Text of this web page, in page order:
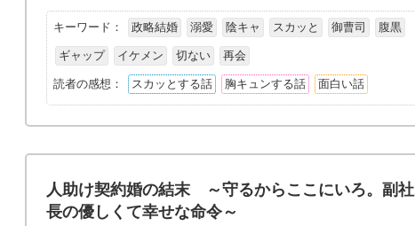
キーワード： 政略結婚 溺愛 陰キャ スカッと 御曹司 腹黒
ギャップ イケメン 切ない 再会
読者の感想： スカッとする話 胸キュンする話 面白い話
人助け契約婚の結末 ～守るからここにいろ。副社
長の優しくて幸せな命令～